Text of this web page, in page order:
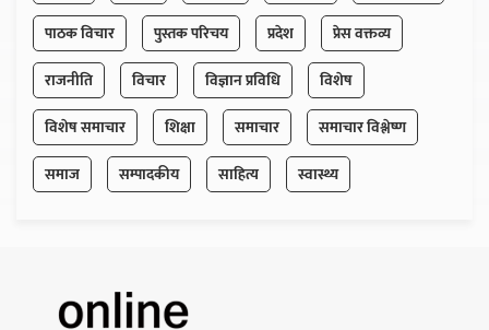
पाठक विचार
पुस्तक परिचय प्रदेश
प्रेस वक्तव्य
राजनीति
विचार विज्ञान प्रविधि
विशेष
विशेष समाचार
शिक्षा समाचार
समाचार विश्लेष्ण
समाज
सम्पादकीय साहित्य स्वास्थ्य